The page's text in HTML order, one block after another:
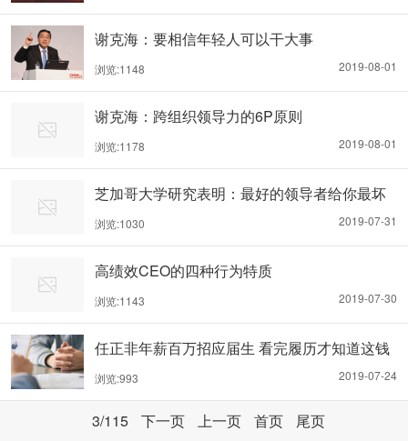
谢克海：要相信年轻人可以干大事
2019-08-01
浏览:1148
谢克海：跨组织领导力的6P原则
2019-08-01
浏览:1178
芝加哥大学研究表明：最好的领导者给你最坏
的反馈
2019-07-31
浏览:1030
高绩效CEO的四种行为特质
2019-07-30
浏览:1143
任正非年薪百万招应届生 看完履历才知道这钱
花的值
2019-07-24
浏览:993
3/115 下一页 上一页 首页 尾页